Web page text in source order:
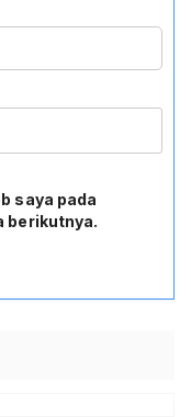
saya pada
berikutnya.